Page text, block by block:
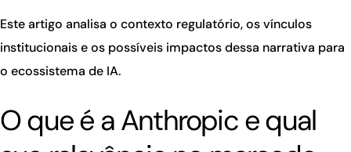
Este artigo analisa o contexto regulatório, os vínculos
institucionais e os possíveis impactos dessa narrativa para
o ecossistema de IA.
O que é a Anthropic e qual